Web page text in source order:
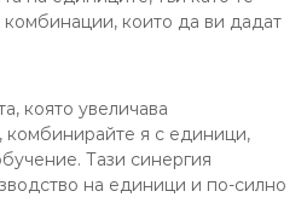
които да ви дадат
която увеличава
комбинирайте я с единици,
Тази синергия
на единици и по-силно